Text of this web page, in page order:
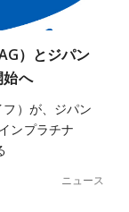
）とジパン
始へ
）が、ジパン
ンプラチナ
ニュース